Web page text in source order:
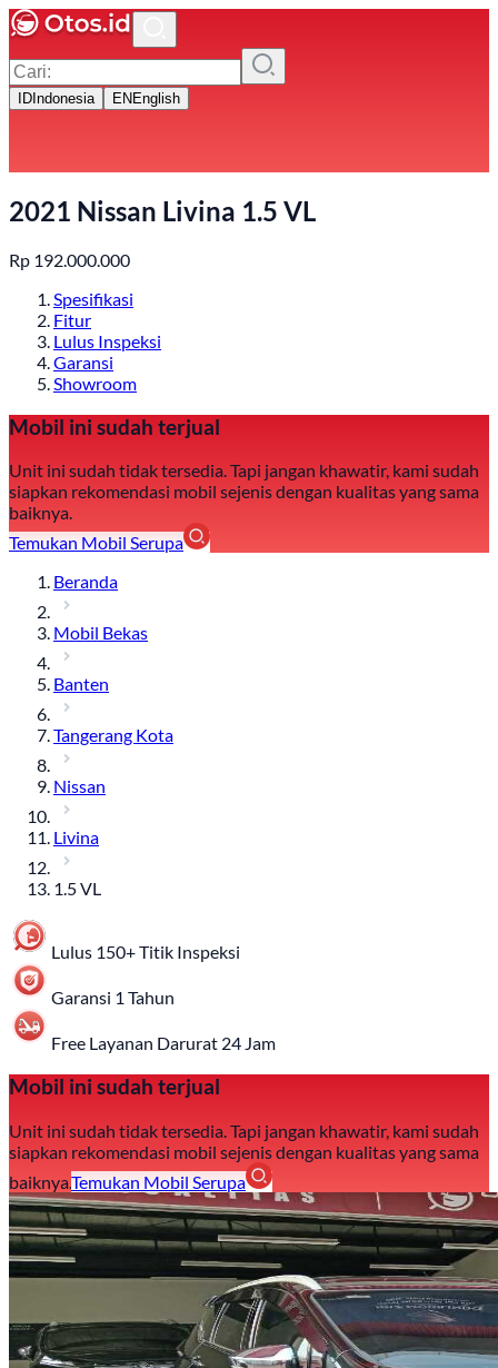
ID Indonesia EN English
2021 Nissan Livina 1.5 VL
Rp 192.000.000
Spesifikasi
Fitur
Lulus Inspeksi
Garansi
Showroom
Mobil ini sudah terjual
Unit ini sudah tidak tersedia. Tapi jangan khawatir, kami sudah
siapkan rekomendasi mobil sejenis dengan kualitas yang sama
baiknya.
Temukan Mobil Serupa
Beranda
Mobil Bekas
Banten
Tangerang Kota
Nissan
Livina
1.5 VL
Lulus 150+ Titik Inspeksi
Garansi 1 Tahun
Free Layanan Darurat 24 Jam
Mobil ini sudah terjual
Unit ini sudah tidak tersedia. Tapi jangan khawatir, kami sudah
siapkan rekomendasi mobil sejenis dengan kualitas yang sama
baiknya.Temukan Mobil Serupa